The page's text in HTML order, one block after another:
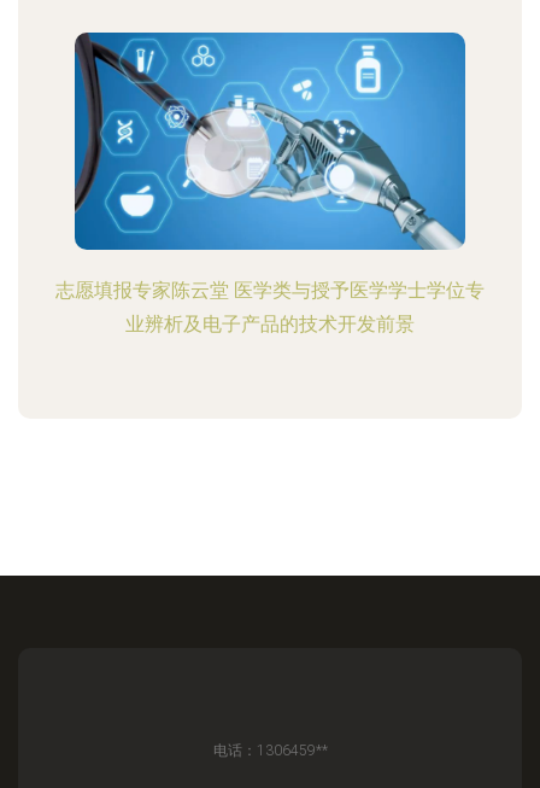
志愿填报专家陈云堂 医学类与授予医学学士学位专
业辨析及电子产品的技术开发前景
电话：1306459**